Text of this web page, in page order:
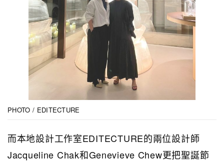
PHOTO / EDITECTURE
而本地設計工作室EDITECTURE的兩位設計師
Jacqueline Chak和Genevieve Chew更把聖誕節